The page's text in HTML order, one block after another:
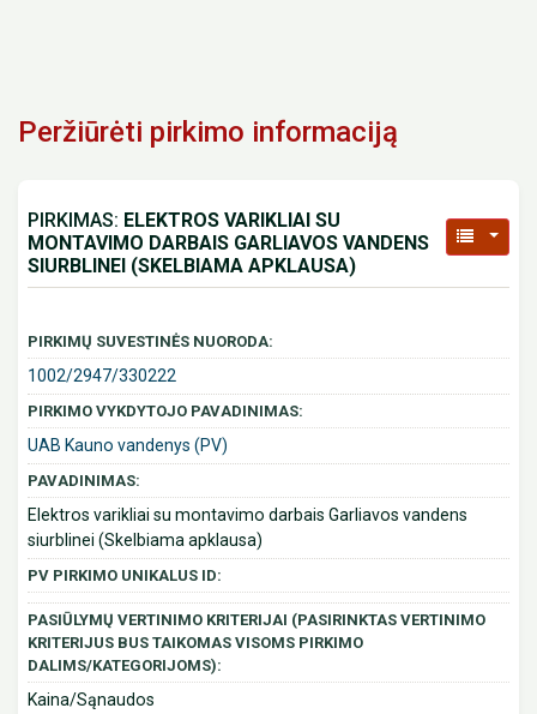
Peržiūrėti pirkimo informaciją
PIRKIMAS: ELEKTROS VARIKLIAI SU
MONTAVIMO DARBAIS GARLIAVOS VANDENS
SIURBLINEI (SKELBIAMA APKLAUSA)
PIRKIMŲ SUVESTINĖS NUORODA:
1002/2947/330222
PIRKIMO VYKDYTOJO PAVADINIMAS:
UAB Kauno vandenys (PV)
PAVADINIMAS:
Elektros varikliai su montavimo darbais Garliavos vandens
siurblinei (Skelbiama apklausa)
PV PIRKIMO UNIKALUS ID:
PASIŪLYMŲ VERTINIMO KRITERIJAI (PASIRINKTAS VERTINIMO
KRITERIJUS BUS TAIKOMAS VISOMS PIRKIMO
DALIMS/KATEGORIJOMS):
Kaina/Sąnaudos